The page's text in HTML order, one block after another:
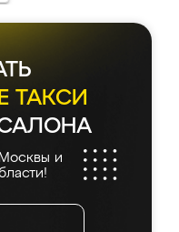
ТАКСИ
и